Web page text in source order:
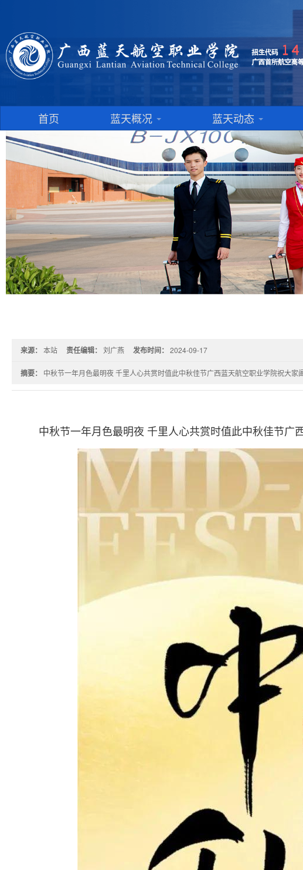
首页 蓝天概况 蓝天动态
来源： 本站 责任编辑： 刘广燕 发布时间： 2024-09-17
摘要： 中秋节一年月色最明夜 千里人心共赏时值此中秋佳节广西蓝天航空职业学院祝大家
中秋节一年月色最明夜 千里人心共赏时值此中秋佳节广